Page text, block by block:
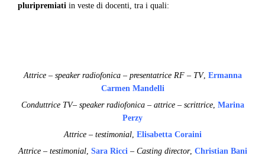
pluripremiati in veste di docenti, tra i quali:
Attrice – speaker radiofonica – presentatrice RF – TV, Ermanna
Carmen Mandelli
Conduttrice TV– speaker radiofonica – attrice – scrittrice, Marina
Perzy
Attrice – testimonial, Elisabetta Coraini
Attrice – testimonial, Sara Ricci – Casting director, Christian Bani